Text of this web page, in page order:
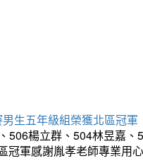
生五年級組榮獲北區冠軍
506楊立群、504林昱嘉
冠軍感謝胤孝老師專業用